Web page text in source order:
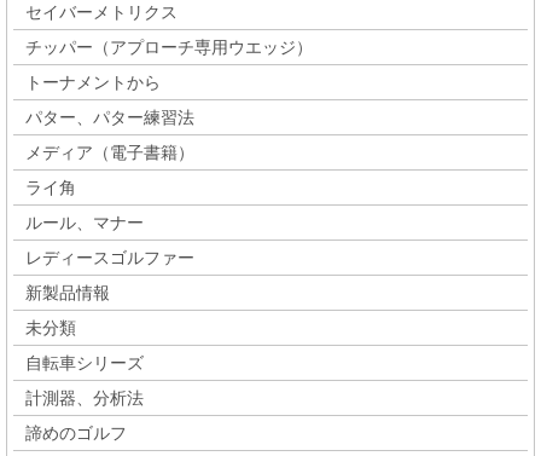
セイバーメトリクス
チッパー（アプローチ専用ウエッジ）
トーナメントから
パター、パター練習法
メディア（電子書籍）
ライ角
ルール、マナー
レディースゴルファー
新製品情報
未分類
自転車シリーズ
計測器、分析法
諦めのゴルフ